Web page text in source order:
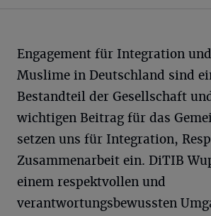
Engagement für Integration
Muslime in Deutschland sind
Bestandteil der Gesellschaft
wichtigen Beitrag für das
setzen uns für Integration,
Zusammenarbeit ein. DiTIB
einem respektvollen und
verantwortungsbewussten